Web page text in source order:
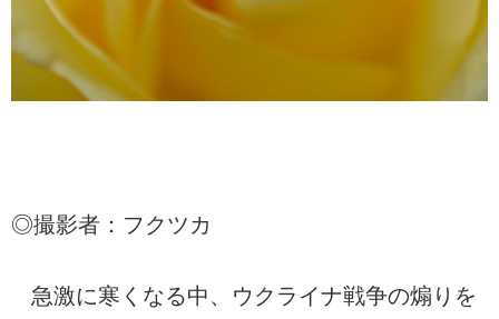
◎撮影者：フクツカ
急激に寒くなる中、ウクライナ戦争の煽りを